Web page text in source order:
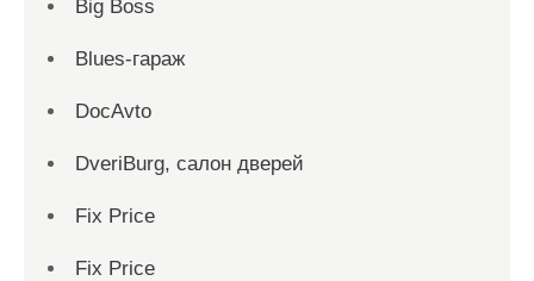
Big Boss
Blues-гараж
DocAvto
DveriBurg, салон дверей
Fix Price
Fix Price